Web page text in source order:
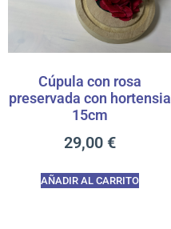
Cúpula con rosa
preservada con hortensia
15cm
29,00 €
AÑADIR AL CARRITO